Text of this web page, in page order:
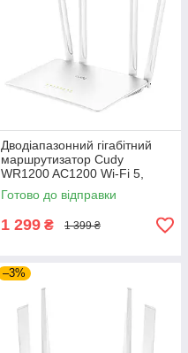
Дводіапазонний гігабітний
маршрутизатор Cudy
WR1200 AC1200 Wi-Fi 5,
бездротовий домашній
роутер
Готово до відправки
1 299 ₴ 1 399 ₴
–3%